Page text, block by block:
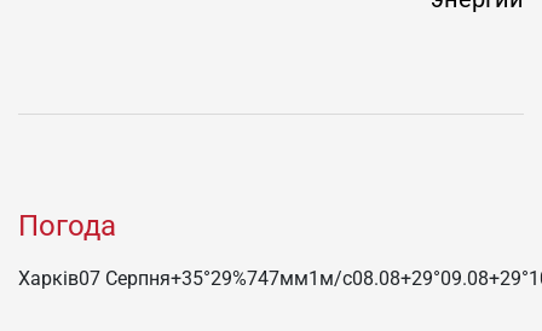
Погода
Харків07 Серпня+35°29%747мм1 м/c08.08+29°09.08+29°